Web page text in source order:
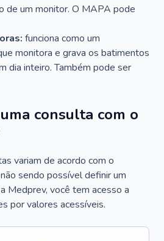
de um monitor. O MAPA pode
funciona como um
monitora e grava os batimentos
dia inteiro. Também pode ser
consulta com o
variam de acordo com o
sendo possível definir um
Medprev, você tem acesso a
por valores acessíveis.